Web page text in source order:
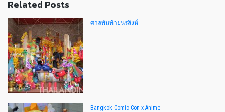
Related Posts
ศาลพันท้ายนรสิงห์
Bangkok Comic Con x Anime